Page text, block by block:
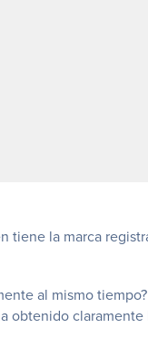
la marca
al mismo
obtenido